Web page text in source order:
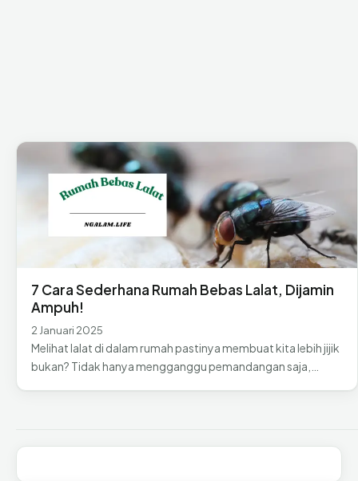
7 Cara Sederhana Rumah Bebas Lalat, Dijamin
Ampuh!
2 Januari 2025
Melihat lalat di dalam rumah pastinya membuat kita lebih jijik
bukan? Tidak hanya mengganggu pemandangan saja,…